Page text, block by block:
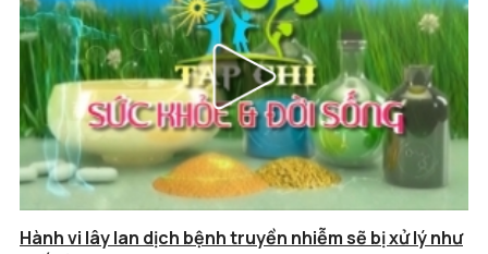
Hành vi lây lan dịch bệnh truyền nhiễm sẽ bị xử lý như